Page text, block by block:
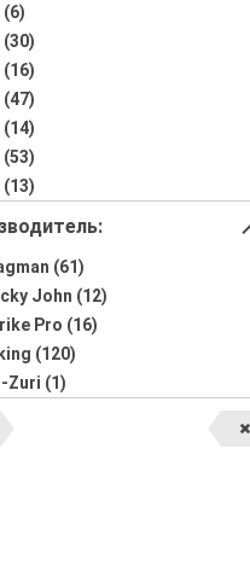
(6)
(30)
(16)
(47)
(14)
(53)
(13)
(61)
John (12)
Pro (16)
(120)
Zuri (1)